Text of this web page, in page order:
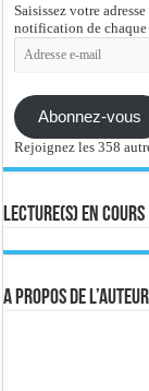
Saisissez votre
notification de
Adresse
e-
Abonnez-vous
Rejoignez les 358
Lecture(s) en cours
A propos de l’auteur